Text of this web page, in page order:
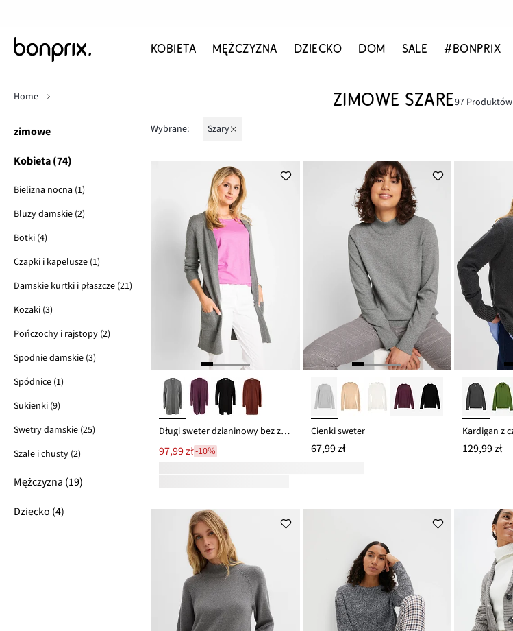
KOBIETA MĘŻCZYZNA DZIECKO DOM SALE #BONPRIX
zimowe
Kobieta (74)
Bielizna nocna (1)
Bluzy damskie (2)
Botki (4)
Czapki i kapelusze (1)
Damskie kurtki i płaszcze (21)
Kozaki (3)
Pończochy i rajstopy (2)
Spodnie damskie (3)
Spódnice (1)
Sukienki (9)
Swetry damskie (25)
Szale i chusty (2)
Mężczyzna (19)
Dziecko (4)
Home ZIMOWE SZARE97 Produktów
Wybrane: szary
Długi sweter dzianinowy bez zapięcia, długi rękaw
97,99 zł-10%
Cienki sweter
67,99 zł 129,99 zł